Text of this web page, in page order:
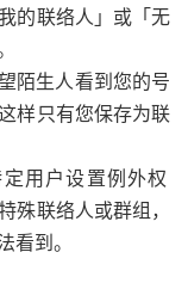
的联络人」或「无
陌生人看到您的号
样只有您保存为联
用户设置例外权
殊联络人或群组，
看到。